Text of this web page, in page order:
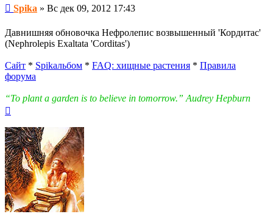
Сообщение
Spika » Вс дек 09, 2012 17:43
Давнишняя обновочка Нефролепис возвышенный 'Кордитас'
(Nephrolepis Exaltata 'Corditas')
Сайт * Spikальбом * FAQ: хищные растения * Правила
форума
“To plant a garden is to believe in tomorrow.” Audrey Hepburn
началу